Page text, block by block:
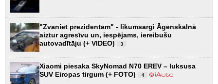
"Zvaniet prezidentam" - likumsargi Āgenskalnā
aiztur agresīvu un, iespējams, iereibušu
autovadītāju (+ VIDEO)
3
Xiaomi piesaka SkyNomad N70 EREV – luksusa
SUV Eiropas tirgum (+ FOTO)
4